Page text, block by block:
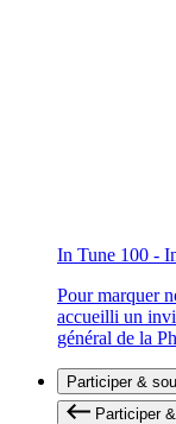
In Tune 100 -
Pour marquer
accueilli un
général de la
Participer &
Participer